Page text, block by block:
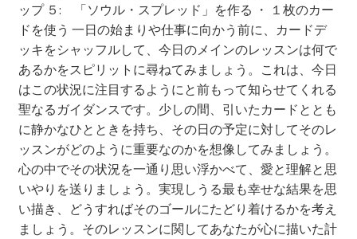
ップ ５: 「ソウル・スプレッド」を作る ・ １枚のカー
ドを使う 一日の始まりや仕事に向かう前に、カードデ
ッキをシャッフルして、今日のメインのレッスンは何で
あるかをスピリットに尋ねてみましょう。これは、今日
はこの状況に注目するようにと前もって知らせてくれる
聖なるガイダンスです。少しの間、引いたカードととも
に静かなひとときを持ち、その日の予定に対してそのレ
ッスンがどのように重要なのかを想像してみましょう。
心の中でその状況を一通り思い浮かべて、愛と理解と思
いやりを送りましょう。実現しうる最も幸せな結果を思
い描き、どうすればそのゴールにたどり着けるかを考え
ましょう。そのレッスンに関してあなたが心に描いた計